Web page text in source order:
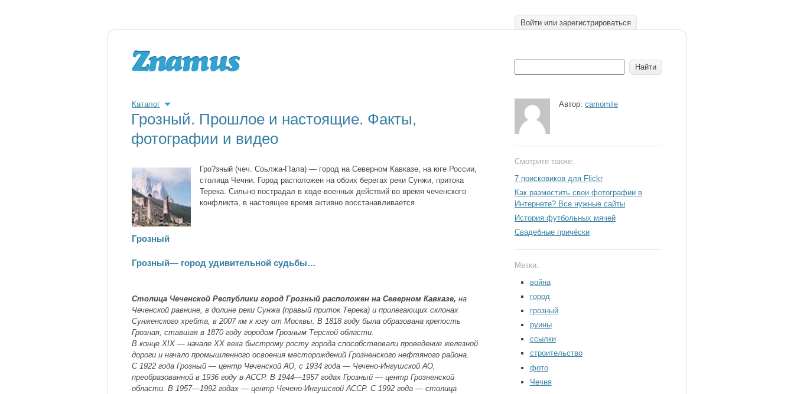
Войти или зарегистрироваться
Каталог
Грозный. Прошлое и настоящие. Факты,
фотографии и видео
Гро?зный (чеч. Соьлжa-ГIала) — город на Северном Кавказе, на юге России,
столица Чечни. Город расположен на обоих берегах реки Сунжи, притока
Терека. Cильно пострадал в ходе военных действий во время чеченского
конфликта, в настоящее время активно восстанавливается.
Грозный
Грозный— город удивительной судьбы…
Столица Чеченской Республики город Грозный расположен на Северном Кавказе, на
Чеченской равнине, в долине реки Сунжа (правый приток Терека) и прилегающих склонах
Сунженского хребта, в 2007 км к югу от Москвы. В 1818 году была образована крепость
Грозная, ставшая в 1870 году городом Грозным Терской области.
В конце XIX — начале XX века быстрому росту города способствовали проведение железной
дороги и начало промышленного освоения месторождений Грозненского нефтяного района.
С 1922 года Грозный — центр Чеченской АО, с 1934 года — Чечено-Ингушской АО,
преобразованной в 1936 году в АССР. В 1944—1957 годах Грозный — центр Грозненской
области. В 1957—1992 годах — центр Чечено-Ингушской АССР. С 1992 года — столица
Автор: camomile
Смотрите также:
7 поисковиков для Flickr
Как разместить свои фотографии в
Интернете? Все нужные сайты
История футбольных мячей
Свадебные причёски
Метки:
война
город
грозный
руины
ссылки
строительство
фото
Чечня